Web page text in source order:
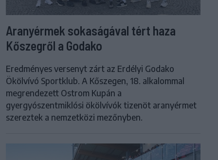
Aranyérmek sokaságával tért haza
Kőszegről a Godako
Eredményes versenyt zárt az Erdélyi Godako
Ökölvívó Sportklub. A Kőszegen, 18. alkalommal
megrendezett Ostrom Kupán a
gyergyószentmiklósi ökölvívók tizenöt aranyérmet
szereztek a nemzetközi mezőnyben.